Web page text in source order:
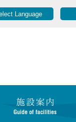
Language